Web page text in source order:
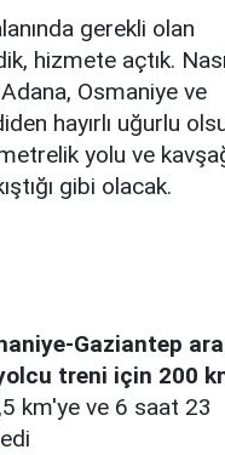
gerekli olan
hizmete açtık.
Osmaniye ve
hayırlı uğurlu
yolu ve
gibi olacak.
Gaziantep
treni için 200
km'ye ve 6 saat 23